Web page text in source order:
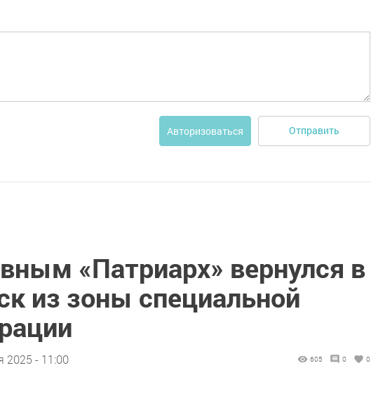
Авторизоваться Отправить
«Патриарх» вернулся в
из зоны специальной
2025 - 11:00 605 0 0